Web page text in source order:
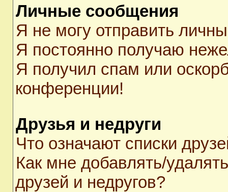
Личные сообщения
Я не могу отправить
Я постоянно получаю
Я получил спам или
конференции!
Друзья и недруги
Что означают списки
Как мне добавлять/
друзей и недругов?